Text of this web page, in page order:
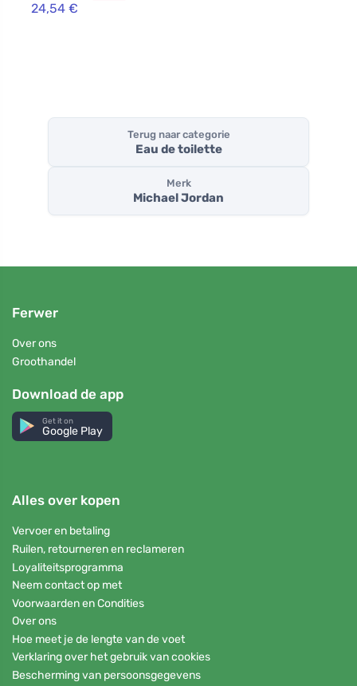
24,54 €
Terug naar categorie
Eau de toilette
Merk
Michael Jordan
Ferwer
Over ons
Groothandel
Download de app
Get it on
Google Play
Alles over kopen
Vervoer en betaling
Ruilen, retourneren en reclameren
Loyaliteitsprogramma
Neem contact op met
Voorwaarden en Condities
Over ons
Hoe meet je de lengte van de voet
Verklaring over het gebruik van cookies
Bescherming van persoonsgegevens